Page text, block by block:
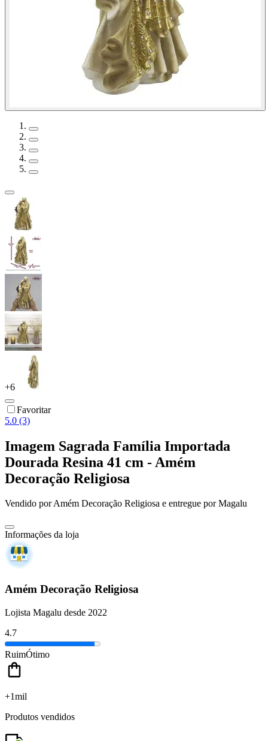
+6
Favoritar
5.0 (3)
Imagem Sagrada Família Importada
Dourada Resina 41 cm - Amém
Decoração Religiosa
Vendido porAmém Decoração Religiosa e entregue por Magalu
Informações da loja
Amém Decoração Religiosa
Lojista Magalu desde 2022
4.7
RuimÓtimo
+1mil
Produtos vendidos